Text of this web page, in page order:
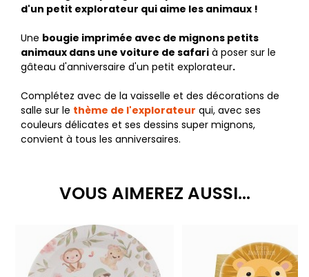
d'un petit explorateur qui aime les animaux !
Une bougie imprimée avec de mignons petits
animaux dans une voiture de safari à poser sur le
gâteau d'anniversaire d'un petit explorateur.
Complétez avec de la vaisselle et des décorations de
salle sur le thème de l'explorateur qui, avec ses
couleurs délicates et ses dessins super mignons,
convient à tous les anniversaires.
VOUS AIMEREZ AUSSI...